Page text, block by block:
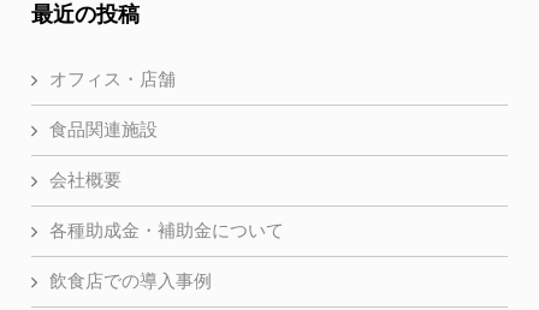
最近の投稿
オフィス・店舗
食品関連施設
会社概要
各種助成金・補助金について
飲食店での導入事例